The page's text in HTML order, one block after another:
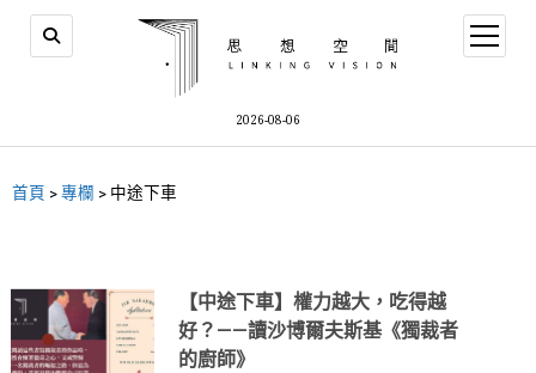
2026-08-06
首頁 >專欄 > 中途下車
【中途下車】權力越大，吃得越
好？——讀沙博爾夫斯基《獨裁者
的廚師》